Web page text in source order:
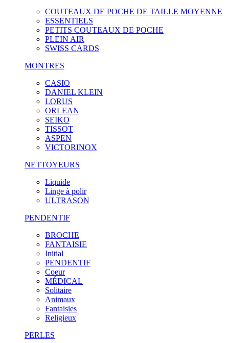
COUTEAUX DE POCHE DE TAILLE MOYENNE
ESSENTIELS
PETITS COUTEAUX DE POCHE
PLEIN AIR
SWISS CARDS
MONTRES
CASIO
DANIEL KLEIN
LORUS
ORLEAN
SEIKO
TISSOT
ASPEN
VICTORINOX
NETTOYEURS
Liquide
Linge à polir
ULTRASON
PENDENTIF
BROCHE
FANTAISIE
Initial
PENDENTIF
Coeur
MÉDICAL
Solitaire
Animaux
Fantaisies
Religieux
PERLES